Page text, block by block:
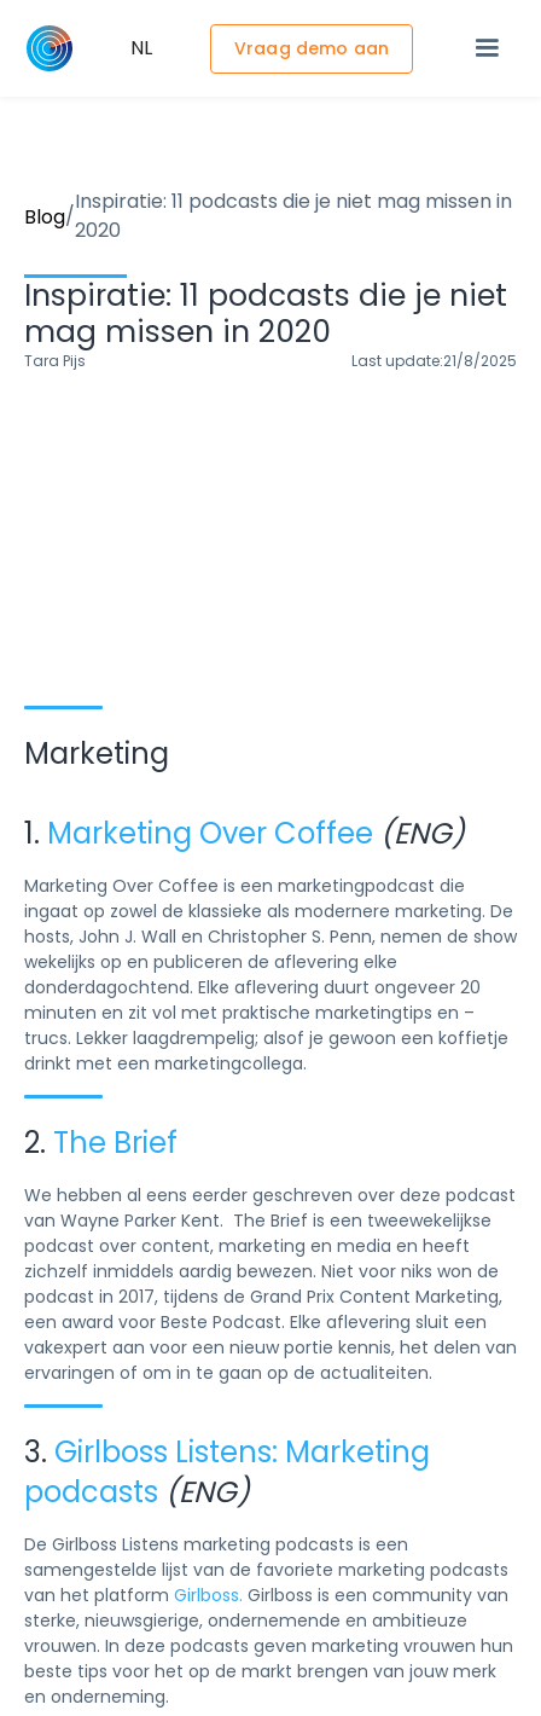
Vraag demo aan
NL
Blog/
Inspiratie: 11 podcasts die je niet mag missen in
2020
Inspiratie: 11 podcasts die je niet
mag missen in 2020
Tara Pijs Last update:21/8/2025
Marketing
1. Marketing Over Coffee (ENG)
Marketing Over Coffee is een marketingpodcast die
ingaat op zowel de klassieke als modernere marketing. De
hosts, John J. Wall en Christopher S. Penn, nemen de show
wekelijks op en publiceren de aflevering elke
donderdagochtend. Elke aflevering duurt ongeveer 20
minuten en zit vol met praktische marketingtips en –
trucs. Lekker laagdrempelig; alsof je gewoon een koffietje
drinkt met een marketingcollega.
2. The Brief
We hebben al eens eerder geschreven over deze podcast
van Wayne Parker Kent. The Brief is een tweewekelijkse
podcast over content, marketing en media en heeft
zichzelf inmiddels aardig bewezen. Niet voor niks won de
podcast in 2017, tijdens de Grand Prix Content Marketing,
een award voor Beste Podcast. Elke aflevering sluit een
vakexpert aan voor een nieuw portie kennis, het delen van
ervaringen of om in te gaan op de actualiteiten.
3. Girlboss Listens: Marketing
podcasts (ENG)
De Girlboss Listens marketing podcasts is een
samengestelde lijst van de favoriete marketing podcasts
van het platform Girlboss. Girlboss is een community van
sterke, nieuwsgierige, ondernemende en ambitieuze
vrouwen. In deze podcasts geven marketing vrouwen hun
beste tips voor het op de markt brengen van jouw merk
en onderneming.